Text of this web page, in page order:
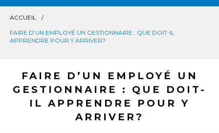
ACCUEIL
FAIRE D’UN EMPLOYÉ UN GESTIONNAIRE : QUE DOIT-IL
APPRENDRE POUR Y ARRIVER?
FAIRE D’UN EMPLOYÉ UN
GESTIONNAIRE : QUE DOIT-
IL APPRENDRE POUR Y
ARRIVER?